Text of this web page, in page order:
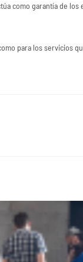
como garantía de
para los servicios